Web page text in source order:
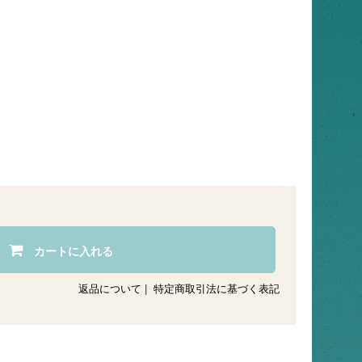
カートに入れる
返品について 特定商取引法に基づく表記